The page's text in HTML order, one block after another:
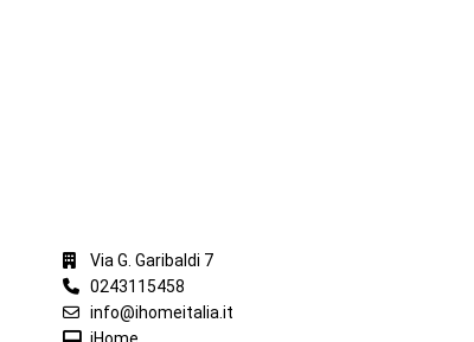
Via G. Garibaldi 7
0243115458
info@ihomeitalia.it